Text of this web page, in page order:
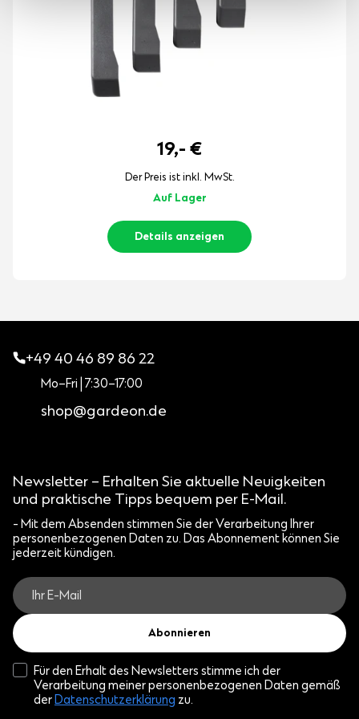
19,- €
Der Preis ist inkl. MwSt.
Auf Lager
Details anzeigen
+49 40 46 89 86 22
Mo–Fri | 7:30–17:00
shop@gardeon.de
Newsletter – Erhalten Sie aktuelle Neuigkeiten
und praktische Tipps bequem per E-Mail.
- Mit dem Absenden stimmen Sie der Verarbeitung Ihrer
personenbezogenen Daten zu. Das Abonnement können Sie
jederzeit kündigen.
Abonnieren
Für den Erhalt des Newsletters stimme ich der
Verarbeitung meiner personenbezogenen Daten gemäß
derDatenschutzerklärung zu.